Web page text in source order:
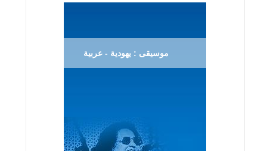
موسيقى : يهودية - عربية